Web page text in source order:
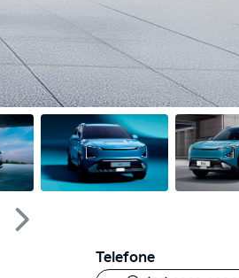
Próximo
Telefone